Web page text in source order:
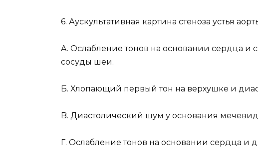
6. Аускультативная картина стеноза устья
A. Ослабление тонов на основании сердца
сосуды шеи.
Б. Хлопающий первый тон на верхушке и
B. Диастолический шум у основания
Г. Ослабление тонов на основании сердца и